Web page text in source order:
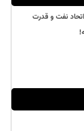
اتحاد نفت و قدرت